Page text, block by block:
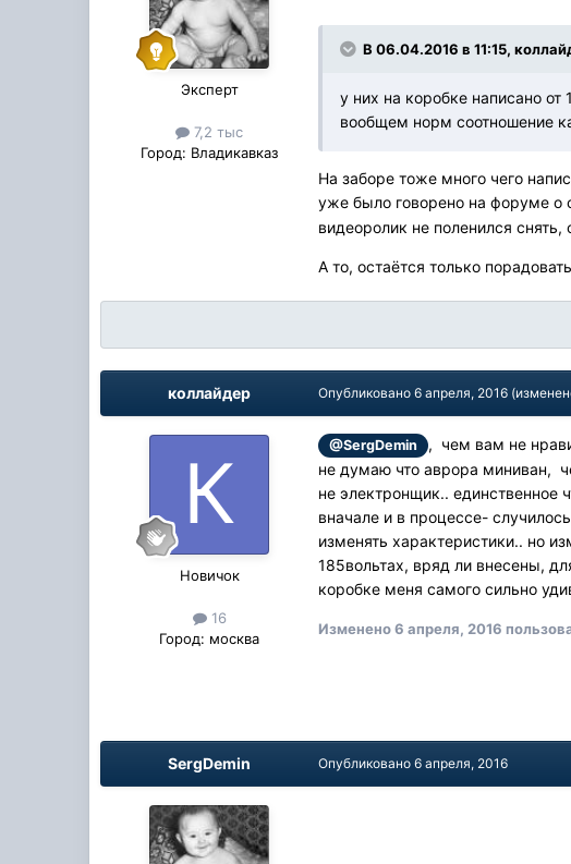
Эксперт
7,2 тыс
Город: Владикавказ
В 06.04.2016 в 11:15,
у них на коробке написано
вообщем норм соотношение
На заборе тоже много чего
уже было говорено на форуме о
видеоролик не поленился
А то, остаётся только
коллайдер
Новичок
16
Город: москва
Опубликовано6 апреля, 2016
@SergDemin
, чем вам не
не думаю что аврора миниван,
не электронщик.. единственное
вначале и в процессе-
изменять характеристики.. но
185вольтах, вряд ли внесены,
коробке меня самого сильно
Изменено6 апреля, 2016
SergDemin Опубликовано6 апреля, 2016